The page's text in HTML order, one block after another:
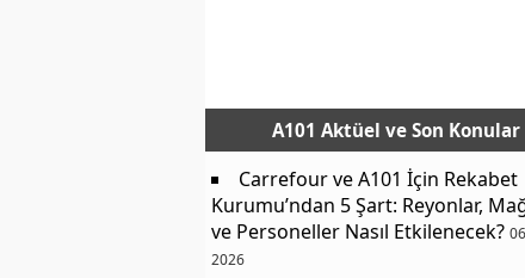
A101 Aktüel ve Son Konular
Carrefour ve A101 İçin Rekabet
Kurumu’ndan 5 Şart: Reyonlar,
ve Personeller Nasıl Etkilenecek?
2026